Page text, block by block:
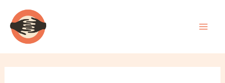
contenido